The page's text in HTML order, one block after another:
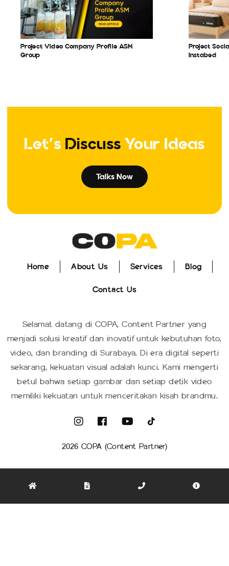
Project Video Company Profile ASM
Group
Project
Instabed
Let's Discuss Your Ideas
Talks Now
Home
About Us
Services
Blog
Contact Us
Selamat datang di COPA, Content Partner yang
menjadi solusi kreatif dan inovatif untuk kebutuhan foto,
video, dan branding di Surabaya. Di era digital seperti
sekarang, kekuatan visual adalah kunci. Kami mengerti
betul bahwa setiap gambar dan setiap detik video
memiliki kekuatan untuk menceritakan kisah brandmu.
2026 COPA (Content Partner)